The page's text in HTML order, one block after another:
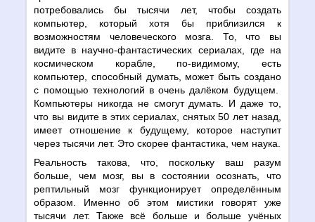
потребовались бы тысячи лет, чтобы создать
компьютер, который хотя бы приблизился к
возможностям человеческого мозга. То, что вы
видите в научно-фантастических сериалах, где на
космическом корабле, по-видимому, есть
компьютер, способный думать, может быть создано
с помощью технологий в очень далёком будущем.
Компьютеры никогда не смогут думать. И даже то,
что вы видите в этих сериалах, снятых 50 лет назад,
имеет отношение к будущему, которое наступит
через тысячи лет. Это скорее фантастика, чем наука.
Реальность такова, что, поскольку ваш разум
больше, чем мозг, вы в состоянии осознать, что
рептильный мозг функционирует определённым
образом. Именно об этом мистики говорят уже
тысячи лет. Также всё больше и больше учёных